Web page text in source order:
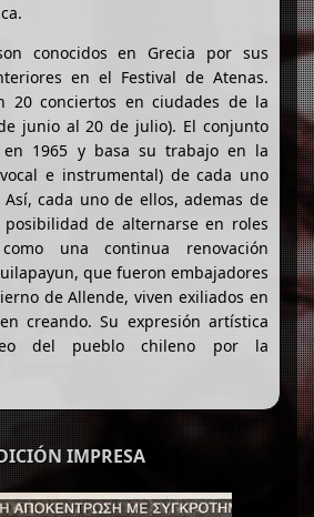
conocidos en Grecia por sus
en el Festival de Atenas.
20 conciertos en ciudades de la
junio al 20 de julio). El conjunto
1965 y basa su trabajo en la
e instrumental) de cada uno
cada uno de ellos, ademas de
de alternarse en roles
una continua renovación
que fueron embajadores
de Allende, viven exiliados en
creando. Su expresión artística
del pueblo chileno por la
IMPRESA